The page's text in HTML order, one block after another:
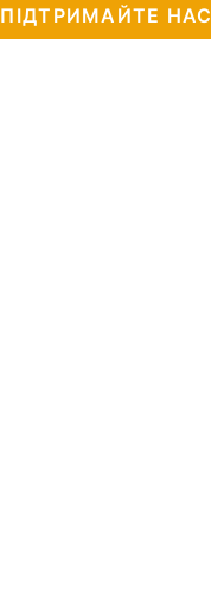
ПІДТРИМАЙТЕ НАС